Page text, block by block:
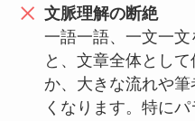
文脈理解の断絶
一語一語、一文一
と、文章全体とし
か、大きな流れや
くなります。特に